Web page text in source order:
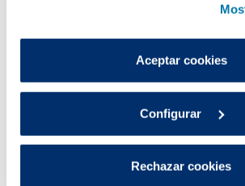
son indispensables para que el sitio
por tanto no se pueden desactivar.
Puedes consultar más información en
Aceptar cookies
Configurar
Rechazar cookies
Participación de los representantes
colaboradoras a la reunión de